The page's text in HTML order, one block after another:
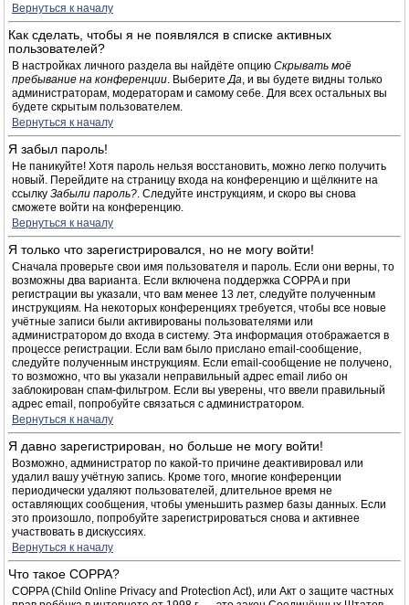
Вернуться к началу
Как сделать, чтобы я не появлялся в списке активных
пользователей?
В настройках личного раздела вы найдёте опцию Скрывать моё
пребывание на конференции. ВыберитеДа, и вы будете видны только
администраторам, модераторам и самому себе. Для всех остальных вы
будете скрытым пользователем.
Вернуться к началу
Я забыл пароль!
Не паникуйте! Хотя пароль нельзя восстановить, можно легко получить
новый. Перейдите на страницу входа на конференцию и щёлкните на
ссылку Забыли пароль?. Следуйте инструкциям, и скоро вы снова
сможете войти на конференцию.
Вернуться к началу
Я только что зарегистрировался, но не могу войти!
Сначала проверьте свои имя пользователя и пароль. Если они верны, то
возможны два варианта. Если включена поддержка COPPA и при
регистрации вы указали, что вам менее 13 лет, следуйте полученным
инструкциям. На некоторых конференциях требуется, чтобы все новые
учётные записи были активированы пользователями или
администратором до входа в систему. Эта информация отображается в
процессе регистрации. Если вам было прислано email-сообщение,
следуйте полученным инструкциям. Если email-сообщение не получено,
то возможно, что вы указали неправильный адрес email либо он
заблокирован спам-фильтром. Если вы уверены, что ввели правильный
адрес email, попробуйте связаться с администратором.
Вернуться к началу
Я давно зарегистрирован, но больше не могу войти!
Возможно, администратор по какой-то причине деактивировал или
удалил вашу учётную запись. Кроме того, многие конференции
периодически удаляют пользователей, длительное время не
оставляющих сообщения, чтобы уменьшить размер базы данных. Если
это произошло, попробуйте зарегистрироваться снова и активнее
участвовать в дискуссиях.
Вернуться к началу
Что такое COPPA?
COPPA (Child Online Privacy and Protection Act), или Акт о защите частных